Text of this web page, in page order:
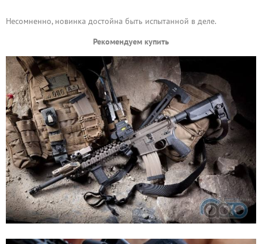
Несомненно, новинка достойна быть испытанной в деле.
Рекомендуем купить